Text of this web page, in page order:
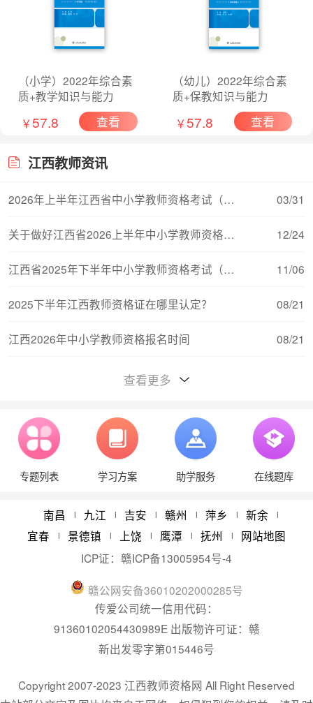
（小学）2022年综合素
质+教学知识与能力
￥57.8 查看
（幼儿）2022年综合素
质+保教知识与能力
￥57.8 查看
江西教师资讯
2026年上半年江西省中小学教师资格考试（面试） 03/31
关于做好江西省2026上半年中小学教师资格考试（ 12/24
江西省2025年下半年中小学教师资格考试（笔试） 11/06
2025下半年江西教师资格证在哪里认定？ 08/21
江西2026年中小学教师资格报名时间 08/21
江西教师资格证对普通话的要求
08/11
江西教师资格报考条件学历要求 08/21
2024年江西省教师资格认定体检时间 05/22
查看更多
专题列表 学习方案 助学服务 在线题库
南昌 | 九江 | 吉安 | 赣州 | 萍乡 | 新余 |
宜春 | 景德镇 | 上饶 | 鹰潭 | 抚州 |
网站地图
ICP证： 赣ICP备13005954号-4
赣公网安备36010202000285号
传爱公司统一信用代码：
91360102054430989E 出版物许可证：赣
新出发零字第015446号
Copyright 2007-2023 江西教师资格网 All Right Reserved